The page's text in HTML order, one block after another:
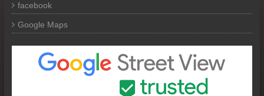
facebook
Google Maps